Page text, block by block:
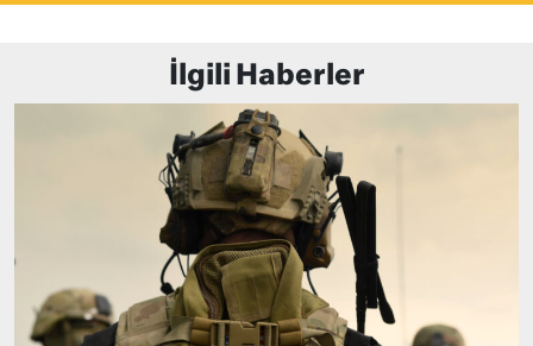
İlgili Haberler